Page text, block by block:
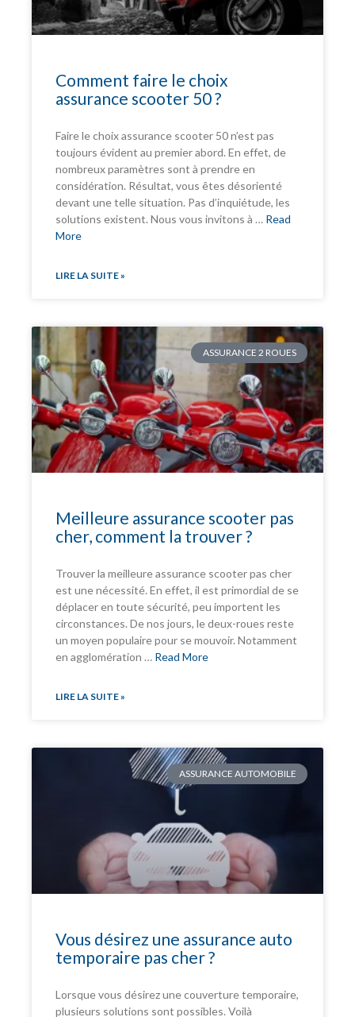
Comment faire le choix
assurance scooter 50 ?
Faire le choix assurance scooter 50 n’est pas
toujours évident au premier abord. En effet, de
nombreux paramètres sont à prendre en
considération. Résultat, vous êtes désorienté
devant une telle situation. Pas d’inquiétude, les
solutions existent. Nous vous invitons à … Read
More
LIRE LA SUITE »
ASSURANCE 2 ROUES
Meilleure assurance scooter pas
cher, comment la trouver ?
Trouver la meilleure assurance scooter pas cher
est une nécessité. En effet, il est primordial de se
déplacer en toute sécurité, peu importent les
circonstances. De nos jours, le deux-roues reste
un moyen populaire pour se mouvoir. Notamment
en agglomération … Read More
LIRE LA SUITE »
ASSURANCE AUTOMOBILE
Vous désirez une assurance auto
temporaire pas cher ?
Lorsque vous désirez une couverture temporaire,
plusieurs solutions sont possibles. Voilà